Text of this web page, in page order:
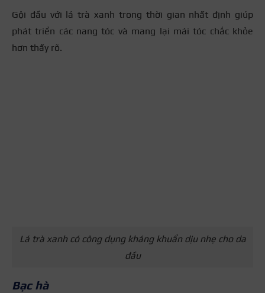
Gội đầu với lá trà xanh trong thời gian nhất định giúp
phát triển các nang tóc và mang lại mái tóc chắc khỏe
hơn thấy rõ.
Lá trà xanh có công dụng kháng khuẩn dịu nhẹ cho da
đầu
Bạc hà